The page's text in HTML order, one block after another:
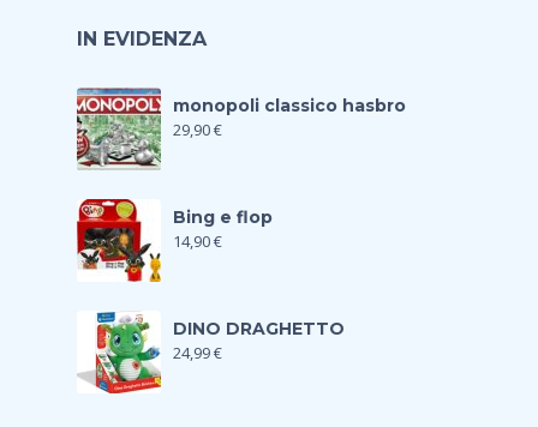
IN EVIDENZA
monopoli classico hasbro
29,90€
Bing e flop
14,90€
DINO DRAGHETTO
24,99€